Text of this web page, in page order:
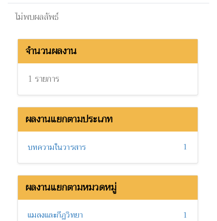
ไม่พบผลลัพธ์
จำนวนผลงาน
1 รายการ
ผลงานแยกตามประเภท
บทความในวารสาร 1
ผลงานแยกตามหมวดหมู่
แมลงและกีฏวิทยา 1